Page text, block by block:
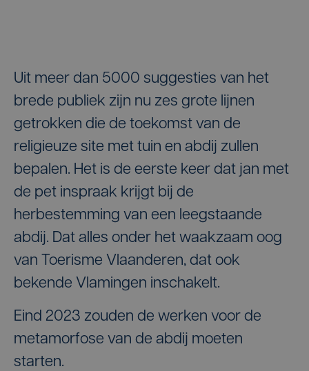
Uit meer dan 5000 suggesties van het
brede publiek zijn nu zes grote lijnen
getrokken die de toekomst van de
religieuze site met tuin en abdij zullen
bepalen. Het is de eerste keer dat jan met
de pet inspraak krijgt bij de
herbestemming van een leegstaande
abdij. Dat alles onder het waakzaam oog
van Toerisme Vlaanderen, dat ook
bekende Vlamingen inschakelt.
Eind 2023 zouden de werken voor de
metamorfose van de abdij moeten
starten.